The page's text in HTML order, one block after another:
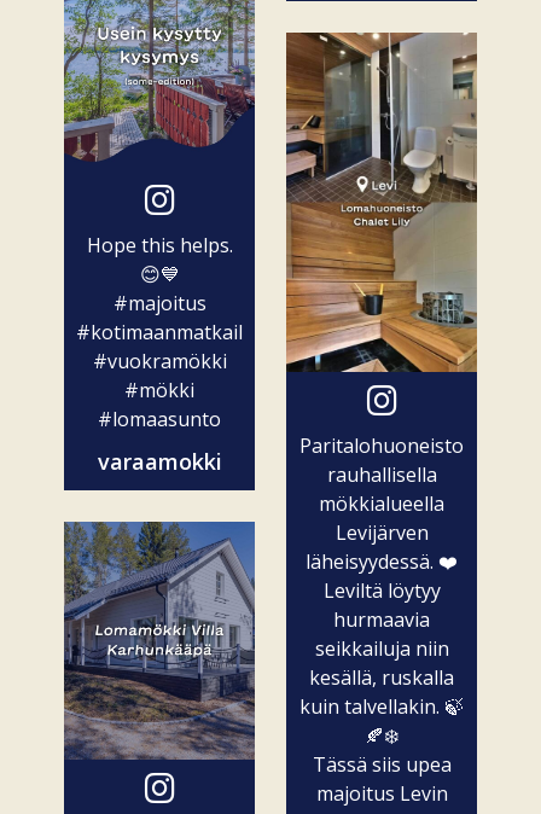
Hope this helps.
😊💙
#majoitus
#kotimaanmatkailu
#vuokramökki
#mökki
#lomaasunto
varaamokki
Paritalohuoneisto
rauhallisella
mökkialueella
Levijärven
läheisyydessä. ❤️
Leviltä löytyy
hurmaavia
seikkailuja niin
kesällä, ruskalla
kuin talvellakin. 🍃
🍂❄️
Tässä siis upea
majoitus Levin